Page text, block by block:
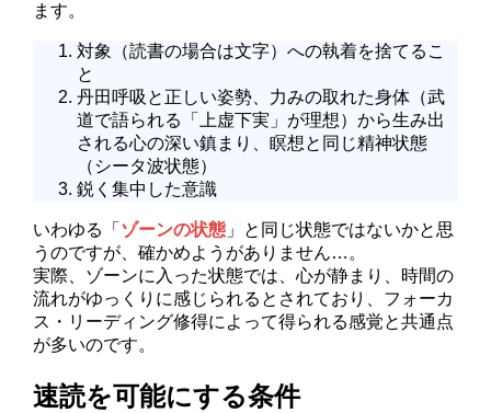
ます。
対象（読書の場合は文字）への執着を捨てるこ
と
丹田呼吸と正しい姿勢、力みの取れた身体（武
道で語られる「上虚下実」が理想）から生み出
される心の深い鎮まり、瞑想と同じ精神状態
（シータ波状態）
鋭く集中した意識
いわゆる「 ゾーンの状態 」と同じ状態ではないかと思
うのですが、確かめようがありません…。
実際、ゾーンに入った状態では、心が静まり、時間の
流れがゆっくりに感じられるとされており、フォーカ
ス・リーディング修得によって得られる感覚と共通点
が多いのです。
速読を可能にする条件